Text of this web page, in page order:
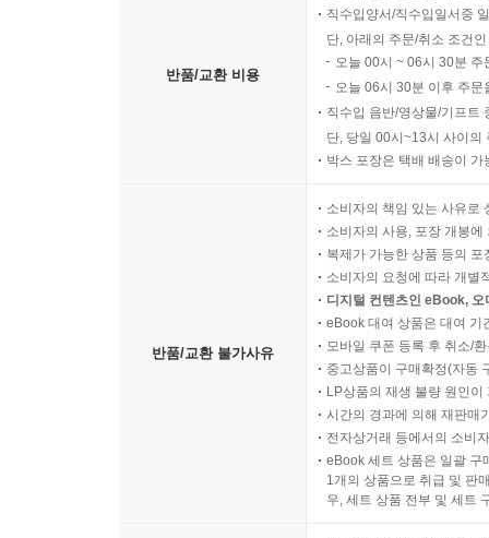
반품/교환 비용
직수입양서/직수입일서중
단, 아래의 주문/취소 조건
오늘 00시 ~ 06시 30분
오늘 06시 30분 이후 주
직수입 음반/영상물/기프트
단, 당일 00시~13시 사이의
박스 포장은 택배 배송이
반품/교환 불가사유
소비자의 책임 있는 사유로
소비자의 사용, 포장 개봉
복제가 가능한 상품 등의
소비자의 요청에 따라 개별
디지털 컨텐츠인 eBook,
eBook 대여 상품은 대여 기
모바일 쿠폰 등록 후 취소/
중고상품이 구매확정(자동
LP상품의 재생 불량 원인
시간의 경과에 의해 재판매
전자상거래 등에서의 소비
eBook 세트 상품은 일괄 구
1개의 상품으로 취급 및 판
우, 세트 상품 전부 및 세트